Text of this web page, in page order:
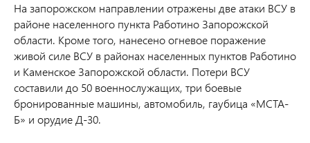
На запорожском направлении отражены две атаки ВСУ в
районе населенного пункта Работино Запорожской
области. Кроме того, нанесено огневое поражение
живой силе ВСУ в районах населенных пунктов Работино
и Каменское Запорожской области. Потери ВСУ
составили до 50 военнослужащих, три боевые
бронированные машины, автомобиль, гаубица «МСТА-
Б» и орудие Д-30.